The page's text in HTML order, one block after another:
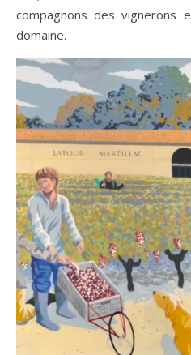
compagnons des vignerons
domaine.